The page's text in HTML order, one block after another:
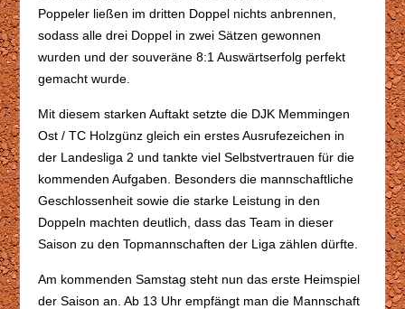
Poppeler ließen im dritten Doppel nichts anbrennen,
sodass alle drei Doppel in zwei Sätzen gewonnen
wurden und der souveräne 8:1 Auswärtserfolg perfekt
gemacht wurde.
Mit diesem starken Auftakt setzte die DJK Memmingen
Ost / TC Holzgünz gleich ein erstes Ausrufezeichen in
der Landesliga 2 und tankte viel Selbstvertrauen für die
kommenden Aufgaben. Besonders die mannschaftliche
Geschlossenheit sowie die starke Leistung in den
Doppeln machten deutlich, dass das Team in dieser
Saison zu den Topmannschaften der Liga zählen dürfte.
Am kommenden Samstag steht nun das erste Heimspiel
der Saison an. Ab 13 Uhr empfängt man die Mannschaft